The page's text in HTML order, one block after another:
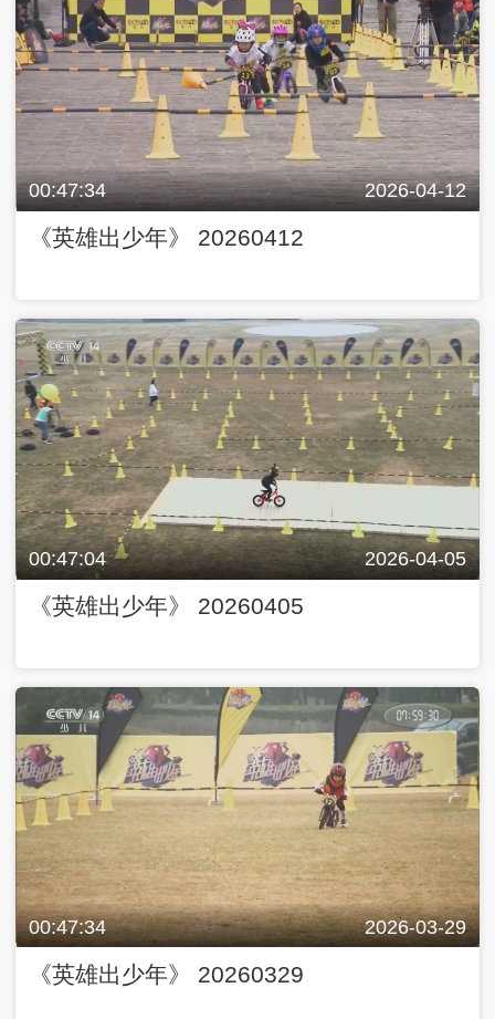
00:47:34 2026-04-12
《英雄出少年》 20260412
00:47:04 2026-04-05
《英雄出少年》 20260405
00:47:34 2026-03-29
《英雄出少年》 20260329